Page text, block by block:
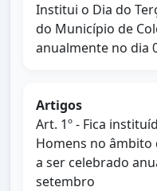
Institui o Dia do
do Município de
anualmente no dia
Artigos
Art. 1º - Fica
Homens no âmbito
a ser celebrado
setembro